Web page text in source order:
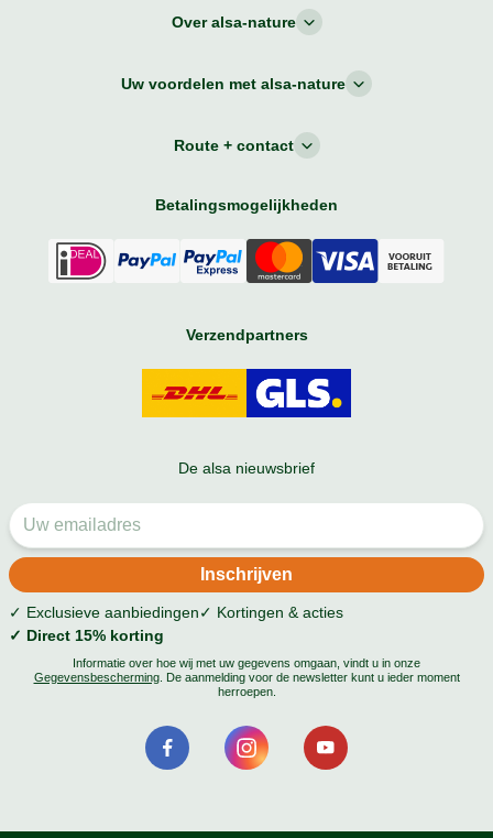
Over alsa-nature
Uw voordelen met alsa-nature
Route + contact
Betalingsmogelijkheden
Verzendpartners
De alsa nieuwsbrief
✓ Exclusieve aanbiedingen✓ Kortingen & acties
✓ Direct 15% korting
Informatie over hoe wij met uw gegevens omgaan, vindt u in onze
Gegevensbescherming. De aanmelding voor de newsletter kunt u ieder moment
herroepen.